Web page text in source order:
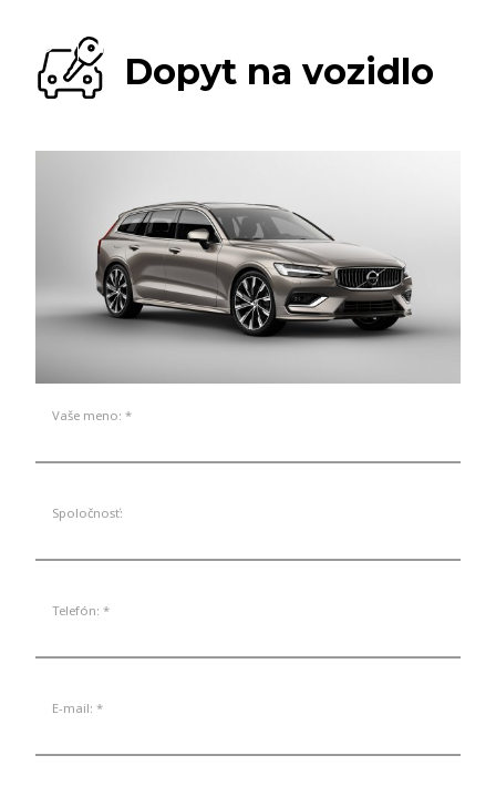
Dopyt na vozidlo
Vaše meno: *
Spoločnosť:
Telefón: *
E-mail: *